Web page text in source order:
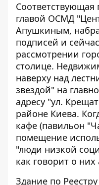
Соответствующая
главой ОСМД
Апушкиным,
подписей и
рассмотрении
столице.
наверху над
звездой" на
адресу "ул.
районе Киева.
кафе (павильон
помещение
"люди низкой
как говорит о них
Здание по